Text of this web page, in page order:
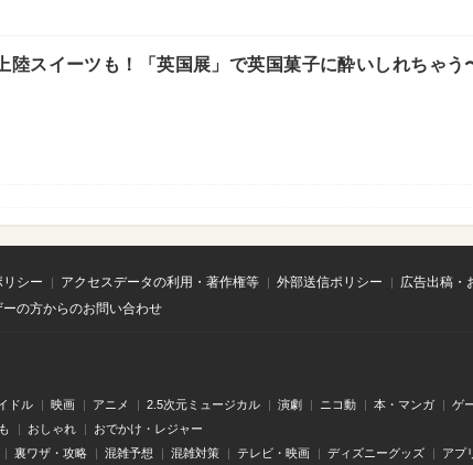
陸スイーツも！「英国展」で英国菓子に酔いしれちゃう
シー アクセスデータの利用・著作権等 外部送信ポリシー
広告出稿・
の方からのお問い合わせ
ドル 映画 アニメ 2.5次元ミュージカル 演劇 ニコ動 本・マンガ ゲ
おしゃれ おでかけ・レジャー
裏ワザ・攻略 混雑予想 混雑対策 テレビ・映画 ディズニーグッズ アプ